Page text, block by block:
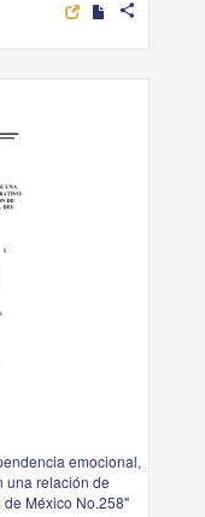
share
emocional,
una relación de
México No.258"